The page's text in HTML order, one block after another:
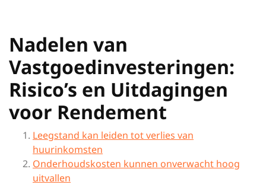
Nadelen van
Vastgoedinvesteringen:
Risico’s en Uitdagingen
voor Rendement
Leegstand kan leiden tot verlies van
huurinkomsten
Onderhoudskosten kunnen onverwacht hoog
uitvallen